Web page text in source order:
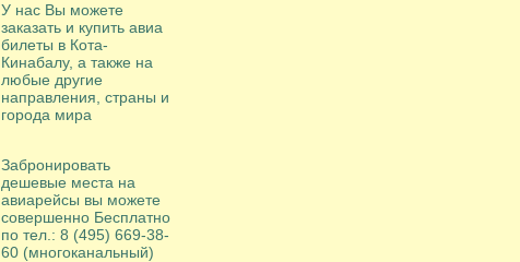
У нас Вы можете
заказать и купить авиа
билеты в Кота-
Кинабалу, а также на
любые другие
направления, страны и
города мира
Забронировать
дешевые места на
авиарейсы вы можете
совершенно Бесплатно
по тел.: 8 (495) 669-38-
60 (многоканальный)